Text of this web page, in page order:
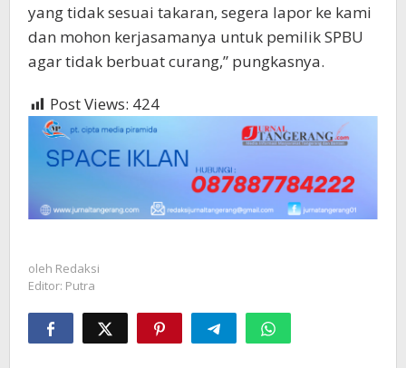
yang tidak sesuai takaran, segera lapor ke kami
dan mohon kerjasamanya untuk pemilik SPBU
agar tidak berbuat curang,” pungkasnya.
Post Views: 424
oleh Redaksi
Editor: Putra